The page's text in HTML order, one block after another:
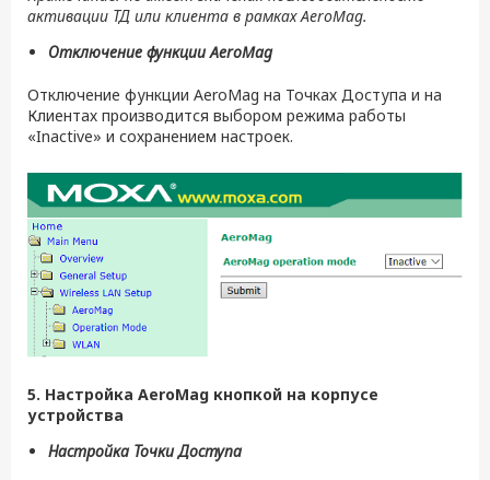
активации ТД или клиента в рамках AeroMag.
Отключение функцииAeroMag
Отключение функции AeroMag на Точках Доступа и на
Клиентах производится выбором режима работы
«Inactive» и сохранением настроек.
5. Настройка AeroMag кнопкой на корпусе
устройства
Настройка Точки Доступа